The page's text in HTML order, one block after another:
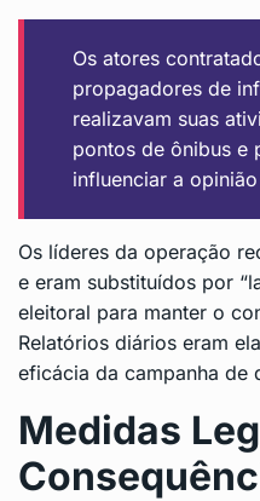
Os atores
propagadores de
realizavam suas
pontos de ônibus e
influenciar a
Os líderes da operação
e eram substituídos por
eleitoral para manter o
Relatórios diários eram
eficácia da campanha de
Medidas